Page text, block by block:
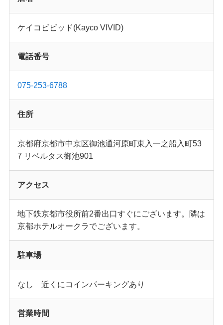
ケイコビビッド(Kayco VIVID)
電話番号
075-253-6788
住所
京都府京都市中京区御池通河原町東入一之船入町53
7 リベルタス御池901
アクセス
地下鉄京都市役所前2番出口すぐにございます。隣は
京都ホテルオークラでございます。
駐車場
なし 近くにコインパーキングあり
営業時間